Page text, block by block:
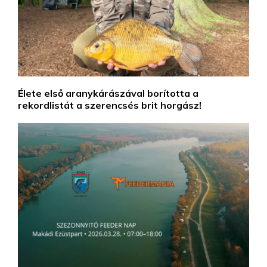
Élete első aranykárászával borította a
rekordlistát a szerencsés brit horgász!